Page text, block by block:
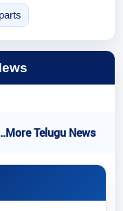
..More Telugu News